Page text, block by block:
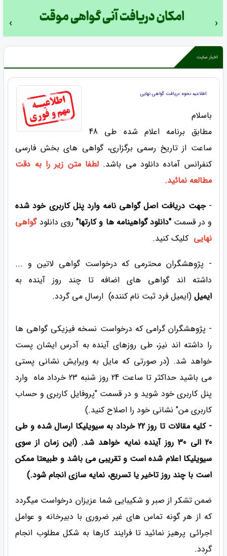
‹ ›
اخبار سایت
اطلاعیه نحوه دریافت گواهی نهایی
باسلام
مطابق برنامه اعلام شده طی 48
ساعت از تاریخ رسمی برگزاری، گواهی های بخش فارسی
کنفرانس آماده دانلود می باشد. لطفا متن زیر را به دقت
مطالعه نمائید.
-جهت دریافت اصل گواهی نامه وارد پنل کاربری خود شده
و در قسمت "دانلود گواهینامه ها و کارتها" روی دانلودگواهی
نهایی کلیک کنید.
- پژوهشگران محترمی که درخواست گواهی لاتین و ...
داشته اند گواهی های اضافه تا چند روز آینده به
ایمیل(ایمیل فرد ثبت نام کننده) ارسال می گردد.
- پژوهشگران گرامی که درخواست نسخه فیزیکی گواهی ها
را داشته اند نیز، طی روزهای آینده به آدرس ایشان پست
خواهد شد. (در صورتی که مایل به ویرایش نشانی پستی
می باشید حداکثر تا ساعت 24 روز شنبه 23 خرداد ماه وارد
پنل کاربری خود شوید و در قسمت "پروفایل کاربری و حساب
کاربری من" نشانی خود را اصلاح کنید.)
- کلیه مقالات تا روز 22 خرداد به سیویلیکا ارسال شده و طی
20 الی 30 روز آینده نمایه خواهد شد. (این زمان از سوی
سیویلیکا اعلام شده است و تقریبی می باشد و طبیعتا ممکن
است با چند روز تاخیر یا تسریع، نمایه سازی انجام شود.)
ضمن تشکر از صبر و شکیبایی شما عزیزان درخواست میگردد
که از هر گونه تماس های غیر ضروری با دبیرخانه و عوامل
اجرائی پرهیز نمائید تا فرایند کارها به شکل مطلوب انجام
گردد.